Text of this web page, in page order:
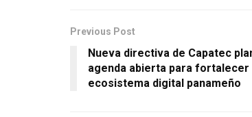
Previous Post
Nueva directiva de Capatec
agenda abierta para fortalecer
ecosistema digital panameño